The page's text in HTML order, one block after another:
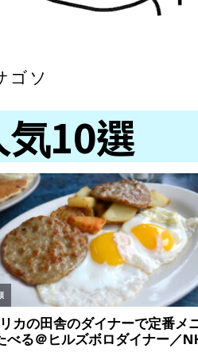
ゴソ
気10選